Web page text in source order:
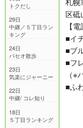
トクだし
29日
中継／５丁目ラン
キング
24日
パセオ散歩
23日
気楽にジャーニー
22日
中継/ コレ知り
18日
５丁目ランキング
区砥
【
■イ
■ブ
■フ
（※
■ふ